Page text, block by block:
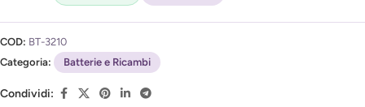
COD: BT-3210
Categoria:
Batterie e Ricambi
Condividi: